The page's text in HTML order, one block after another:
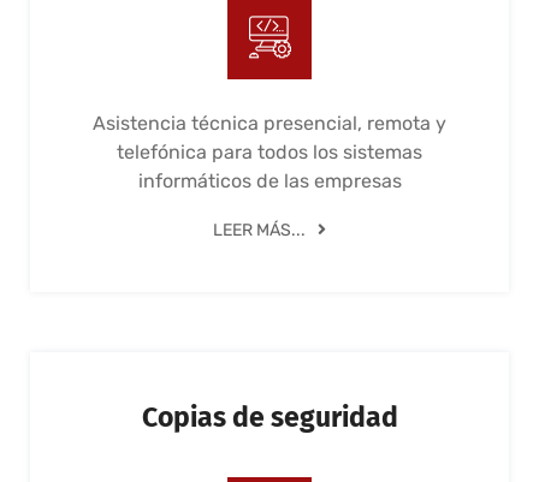
Asistencia técnica presencial, remota y
telefónica para todos los sistemas
informáticos de las empresas
LEER MÁS...
Copias de seguridad